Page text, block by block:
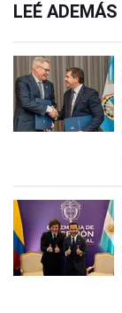
LEÉ ADEMÁS